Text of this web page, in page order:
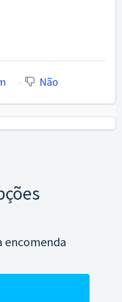
Não
encomenda